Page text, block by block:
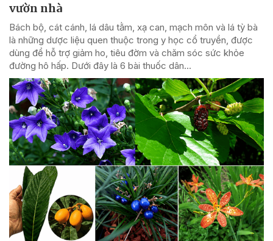
vườn nhà
Bách bộ, cát cánh, lá dâu tằm, xạ can, mạch môn và lá tỳ bà
là những dược liệu quen thuộc trong y học cổ truyền, được
dùng để hỗ trợ giảm ho, tiêu đờm và chăm sóc sức khỏe
đường hô hấp. Dưới đây là 6 bài thuốc dân...